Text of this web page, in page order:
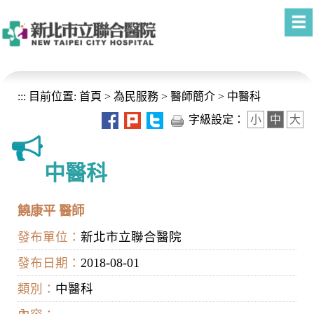
::: 目前位置: 首頁 > 為民服務 > 醫師簡介 > 中醫科
字級設定：
小 中 大
中醫科
饒康平 醫師
發布單位： 新北市立聯合醫院
發布日期： 2018-08-01
類別： 中醫科